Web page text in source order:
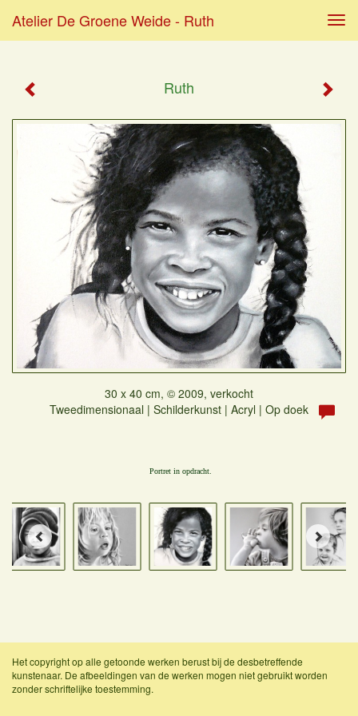
Atelier De Groene Weide - Ruth
Ruth
30 x 40 cm, © 2009, verkocht
Tweedimensionaal | Schilderkunst | Acryl | Op doek
Portret in opdracht.
Het copyright op alle getoonde werken berust bij de desbetreffende
kunstenaar. De afbeeldingen van de werken mogen niet gebruikt worden
zonder schriftelijke toestemming.